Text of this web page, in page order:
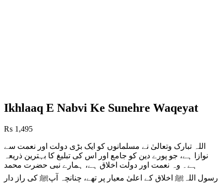
Ikhlaaq E Nabvi Ke Sunehre Waqeyat
₨ 1,495
اللہ تبارک وتعالیٰ نے مسلمانوں کو ایک بڑی دولت اور نعمت سے
نوازا ہے، جو پورے دین کو جامع اور اس کی تبلیغ کا بہترین ذریعہ
ہے۔ وہ نعمت اور دولت اخلاق ہے، ہمارے نبی حضرت محمد
رسول اللہﷺ اخلاق کے اعلیٰ معیار پر تھے، چنانچہ آپﷺ کی راز دار